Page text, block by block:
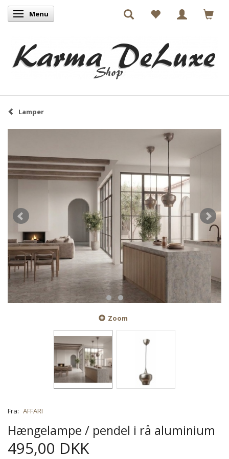
Skifte navigation
Menu
Lamper
Zoom
Fra: AFFARI
Hængelampe / pendel i rå aluminium
495,00 DKK